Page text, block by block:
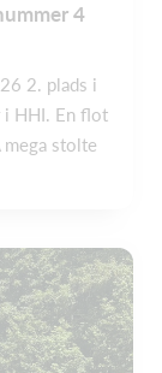
4
2. plads i
i HHI. En flot
stolte